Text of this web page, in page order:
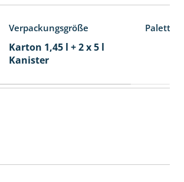
Verpackungsgröße
Karton 1,45 l + 2 x 5 l
Kanister